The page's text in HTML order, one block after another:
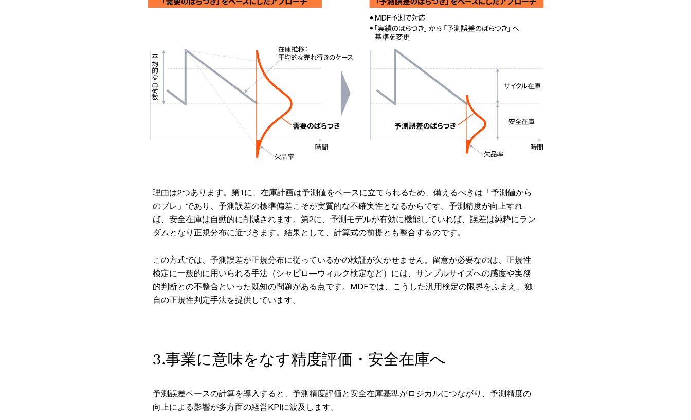
理由は2つあります。第1に、在庫計画は予測値をベースに立てられるため、備えるべきは「予測値から
のブレ」であり、予測誤差の標準偏差こそが実質的な不確実性となるからです。予測精度が向上すれ
ば、安全在庫は自動的に削減されます。第2に、予測モデルが有効に機能していれば、誤差は純粋にラン
ダムとなり正規分布に近づきます。結果として、計算式の前提とも整合するのです。
この方式では、予測誤差が正規分布に従っているかの検証が欠かせません。留意が必要なのは、正規性
検定に一般的に用いられる手法（シャピロ―ウィルク検定など）には、サンプルサイズへの感度や実務
的判断との不整合といった既知の問題がある点です。MDFでは、こうした汎用検定の限界をふまえ、独
自の正規性判定手法を提供しています。
3.事業に意味をなす精度評価・安全在庫へ
予測誤差ベースの計算を導入すると、予測精度評価と安全在庫基準がロジカルにつながり、予測精度の
向上による影響が多方面の経営KPIに波及します。